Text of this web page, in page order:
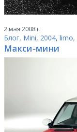
2 мая 2008 г.
Блог, Mini, 2004, limo,
Макси-мини